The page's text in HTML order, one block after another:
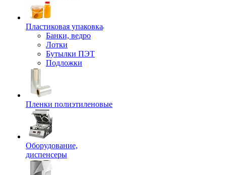
Пластиковая упаковка
Банки, ведро
Лотки
Бутылки ПЭТ
Подложки
Пленки полиэтиленовые
Оборудование,
диспенсеры